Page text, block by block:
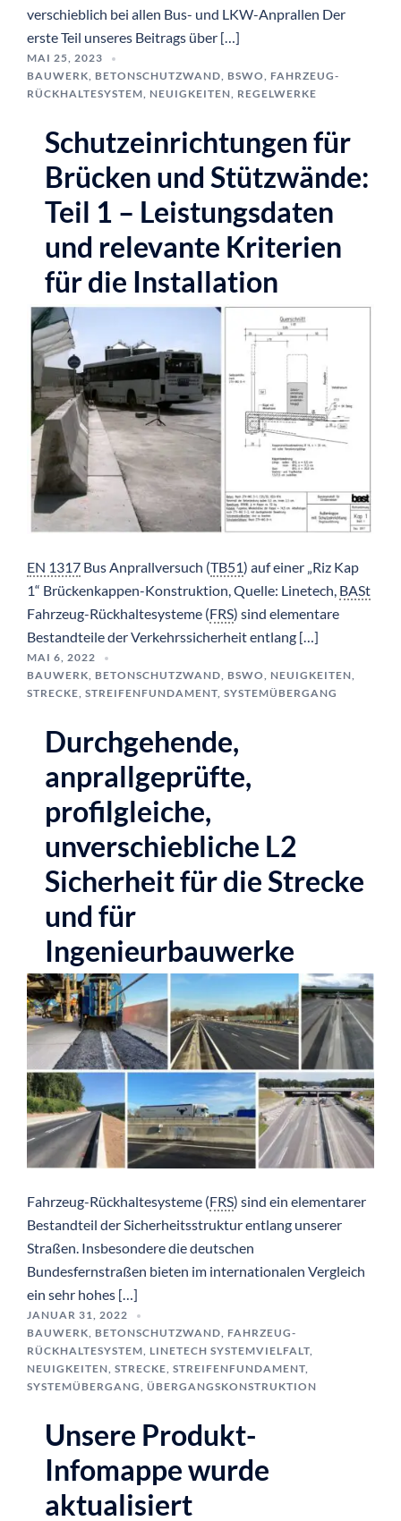
verschieblich bei allen Bus- und LKW-Anprallen Der
erste Teil unseres Beitrags über […]
MAI 25, 2023
BAUWERK BETONSCHUTZWAND BSWO
FAHRZEUG-
RÜCKHALTESYSTEM NEUIGKEITEN REGELWERKE
Schutzeinrichtungen für
Brücken und Stützwände:
Teil 1 – Leistungsdaten
und relevante Kriterien
für die Installation
EN 1317 Bus Anprallversuch (TB51) auf einer „Riz Kap
1“ Brückenkappen-Konstruktion, Quelle: Linetech, BASt
Fahrzeug-Rückhaltesysteme (FRS) sind elementare
Bestandteile der Verkehrssicherheit entlang […]
MAI 6, 2022
BAUWERK BETONSCHUTZWAND BSWO NEUIGKEITEN
STRECKE STREIFENFUNDAMENT SYSTEMÜBERGANG
Durchgehende,
anprallgeprüfte,
profilgleiche,
unverschiebliche L2
Sicherheit für die Strecke
und für
Ingenieurbauwerke
Fahrzeug-Rückhaltesysteme (FRS) sind ein elementarer
Bestandteil der Sicherheitsstruktur entlang unserer
Straßen. Insbesondere die deutschen
Bundesfernstraßen bieten im internationalen Vergleich
ein sehr hohes […]
JANUAR 31, 2022
BAUWERK BETONSCHUTZWAND FAHRZEUG-
RÜCKHALTESYSTEM LINETECH SYSTEMVIELFALT
NEUIGKEITEN STRECKE STREIFENFUNDAMENT
SYSTEMÜBERGANG ÜBERGANGSKONSTRUKTION
Unsere Produkt-
Infomappe wurde
aktualisiert